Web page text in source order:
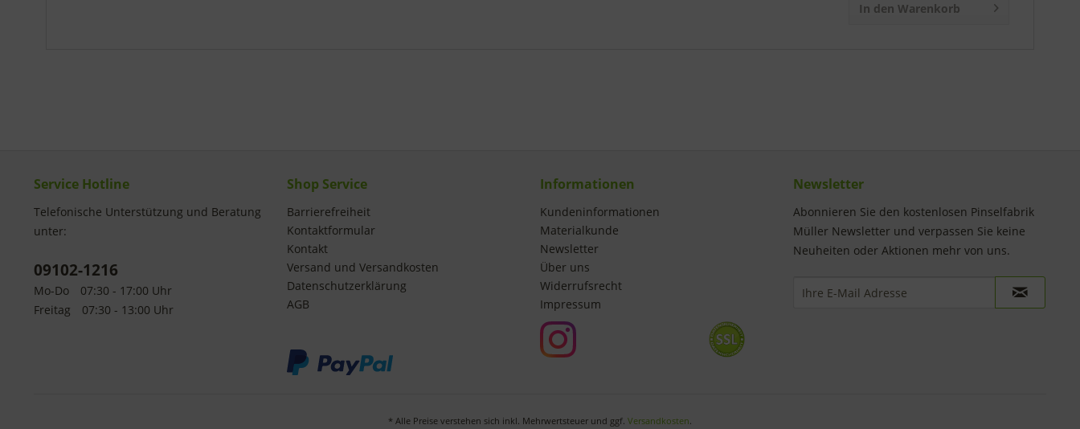
In den Warenkorb
Service Hotline
Telefonische Unterstützung und Beratung
unter:
09102-1216
Mo-Do
07:30 - 17:00 Uhr
Freitag
07:30 - 13:00 Uhr
Shop Service
Barrierefreiheit
Kontaktformular
Kontakt
Versand und Versandkosten
Datenschutzerklärung
AGB
Informationen
Kundeninformationen
Materialkunde
Newsletter
Über uns
Widerrufsrecht
Impressum
Newsletter
Abonnieren Sie den kostenlosen Pinselfabrik
Müller Newsletter und verpassen Sie keine
Neuheiten oder Aktionen mehr von uns.
* Alle Preise verstehen sich inkl. Mehrwertsteuer und ggf. Versandkosten.